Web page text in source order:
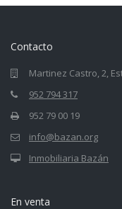
Contacto
Martinez Castro, 2,
952 794 317
952 79 00 19
info@bazan.org
Inmobiliaria Bazán
En venta